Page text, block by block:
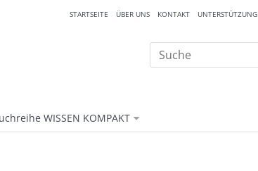
WISSEN KOMPAKT
STARTSEITE ÜBER UNS KONTAKT UNTERSTÜTZUNG
Suche
nach: